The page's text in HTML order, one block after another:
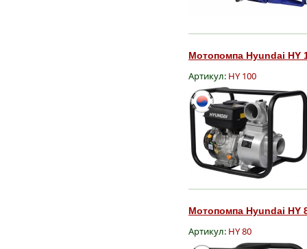
Мотопомпа Hyundai HY
Артикул: HY 100
Мотопомпа Hyundai HY
Артикул: HY 80